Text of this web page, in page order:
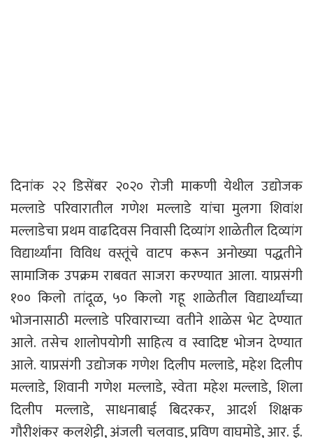
दिनांक २२ डिसेंबर २०२० रोजी माकणी येथील उद्योजक
मल्लाडे परिवारातील गणेश मल्लाडे यांचा मुलगा शिवांश
मल्लाडेचा प्रथम वाढदिवस निवासी दिव्यांग शाळेतील दिव्यांग
विद्यार्थ्यांना विविध वस्तूंचे वाटप करून अनोख्या पद्धतीने
सामाजिक उपक्रम राबवत साजरा करण्यात आला. याप्रसंगी
१०० किलो तांदूळ, ५० किलो गहू शाळेतील विद्यार्थ्यांच्या
भोजनासाठी मल्लाडे परिवाराच्या वतीने शाळेस भेट देण्यात
आले. तसेच शालोपयोगी साहित्य व स्वादिष्ट भोजन देण्यात
आले. याप्रसंगी उद्योजक गणेश दिलीप मल्लाडे, महेश दिलीप
मल्लाडे, शिवानी गणेश मल्लाडे, स्वेता महेश मल्लाडे, शिला
दिलीप मल्लाडे, साधनाबाई बिदरकर, आदर्श शिक्षक
गौरीशंकर कलशेट्टी, अंजली चलवाड, प्रविण वाघमोडे, आर. ई.